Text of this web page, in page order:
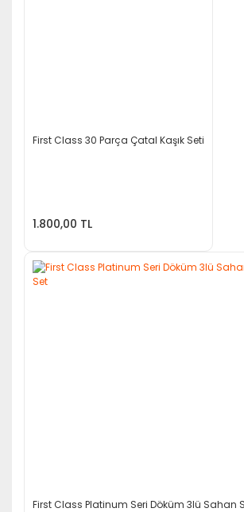
First Class 30 Parça Çatal Kaşık Seti
1.800,00 TL
First Class Platinum Seri Döküm 3lü Sahan